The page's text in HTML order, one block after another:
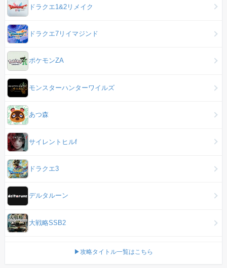
ドラクエ1&2リメイク
ドラクエ7リイマジンド
ポケモンZA
モンスターハンターワイルズ
あつ森
サイレントヒルf
ドラクエ3
デルタルーン
大戦略SSB2
▶攻略タイトル一覧はこちら